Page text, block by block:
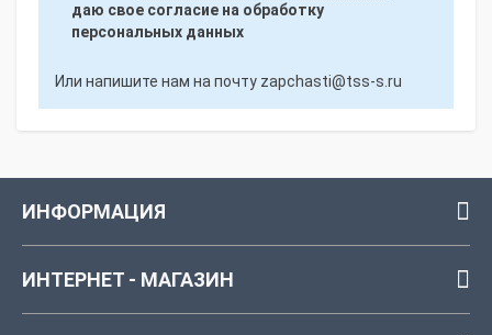
даю свое согласие на обработку
персональных данных
Или напишите нам на почту zapchasti@tss-s.ru
ИНФОРМАЦИЯ
ИНТЕРНЕТ - МАГАЗИН